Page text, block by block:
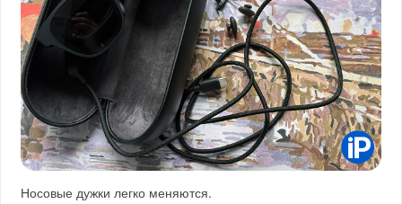
Носовые дужки легко меняются.